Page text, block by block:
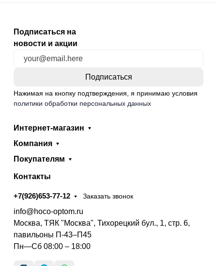
Подписаться на
новости и акции
Нажимая на кнопку подтверждения, я принимаю условия
политики обработки персональных данных
Интернет-магазин
Компания
Покупателям
Контакты
+7(926)653-77-12 Заказать звонок
info@hoco-optom.ru
Москва, ТЯК "Москва", Тихорецкий бул., 1, стр. 6,
павильоны П-43–П45
Пн—Сб 08:00 – 18:00